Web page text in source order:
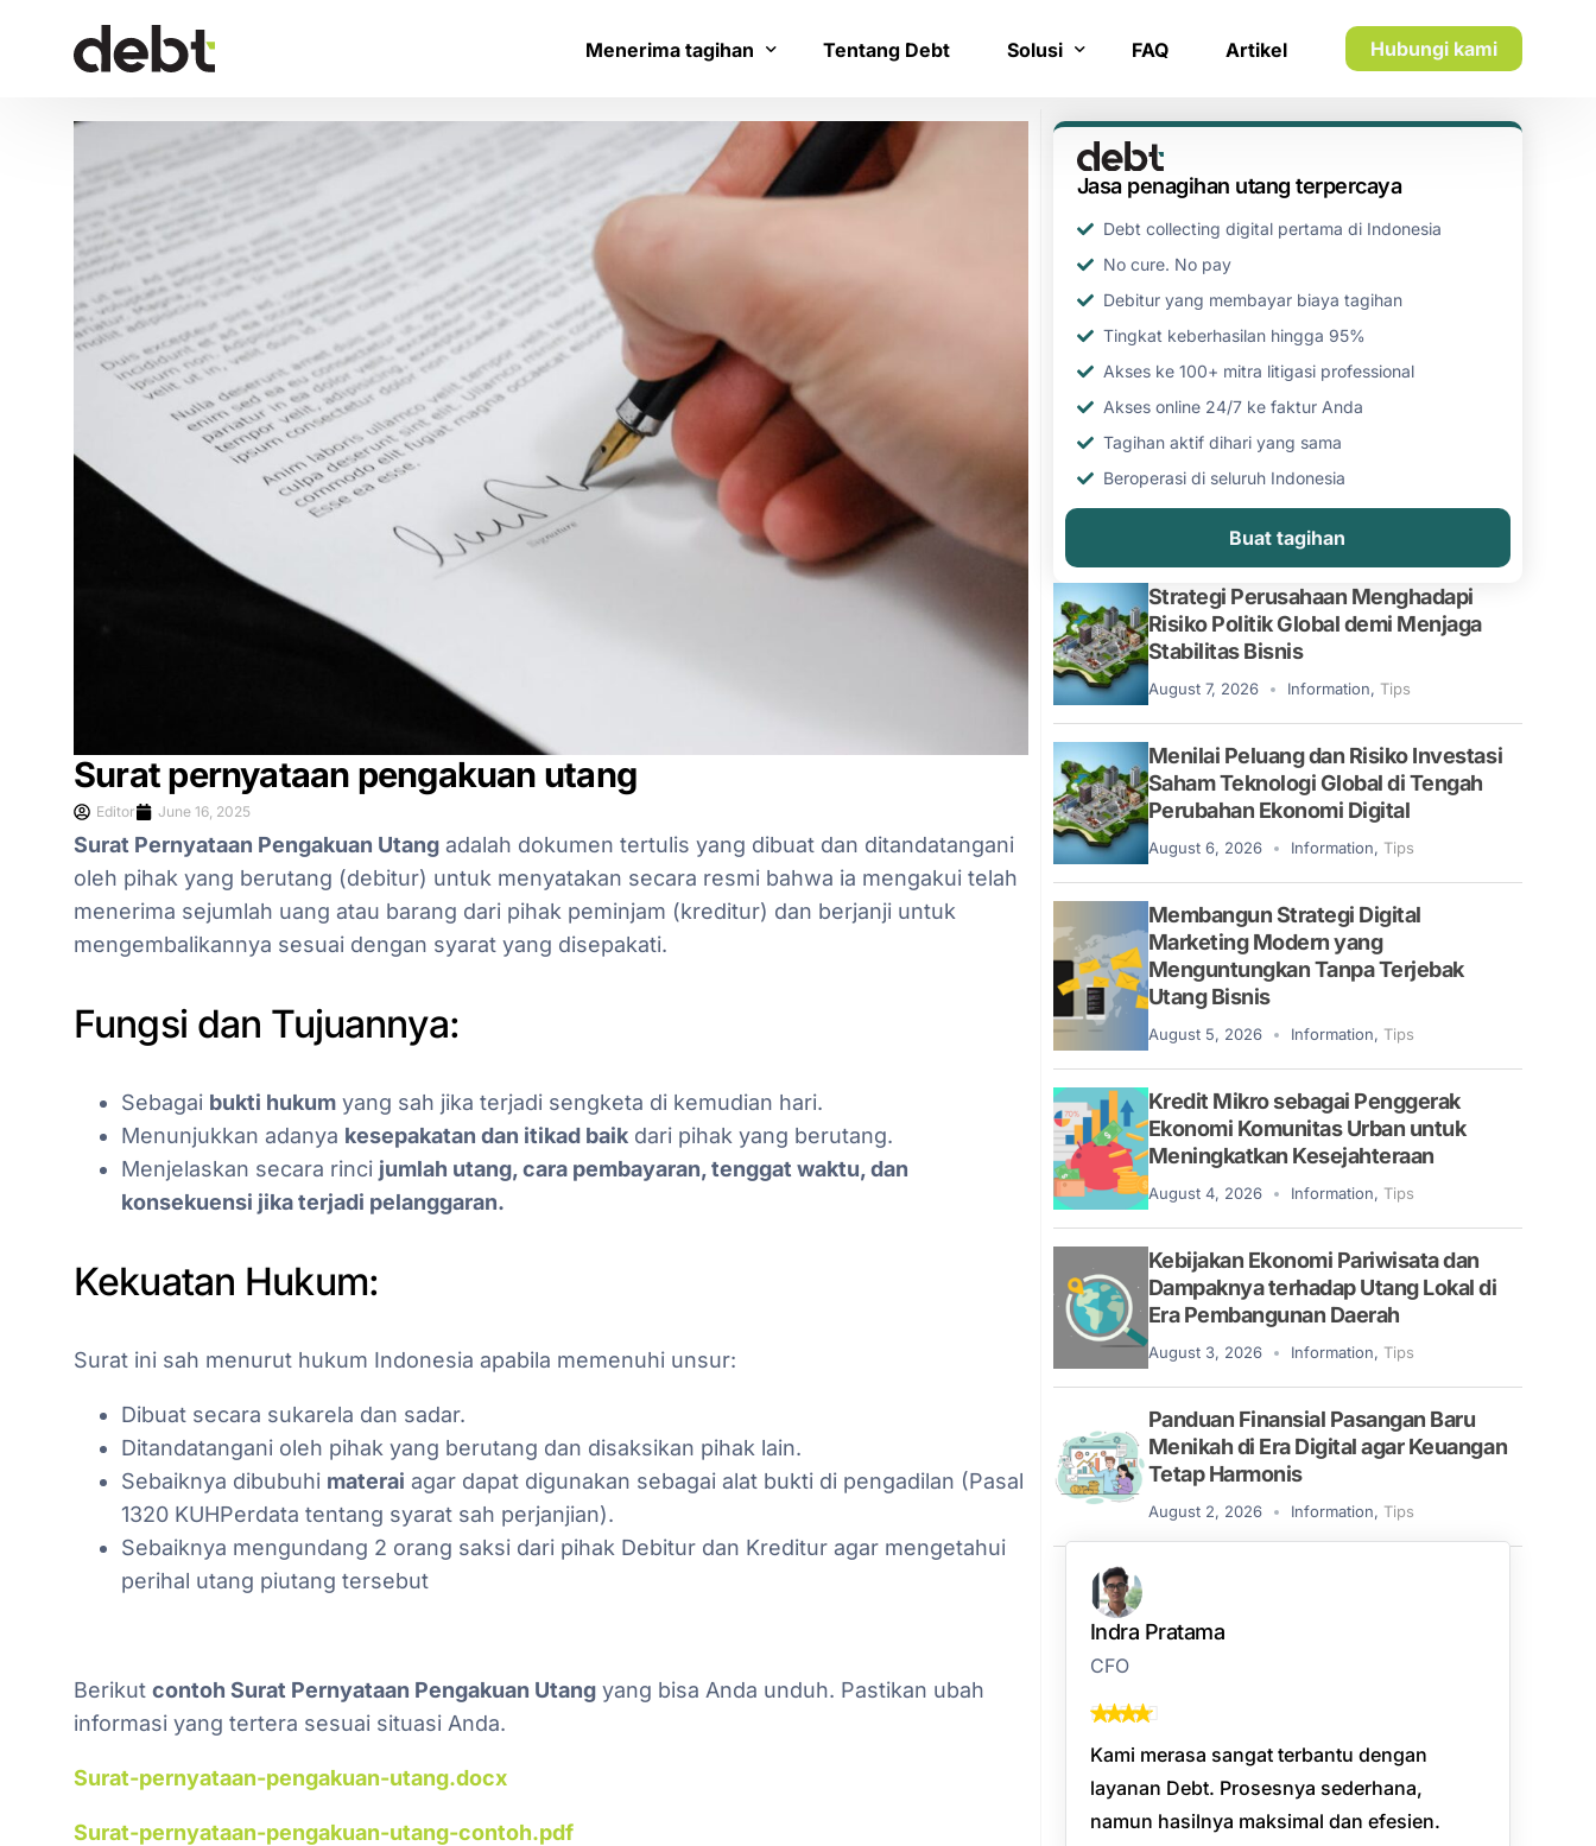
Menerima tagihan
Konfirmasi pembayaran
Tentang Debt Solusi
Layanan inkaso
FAQ Artikel Hubungi kami
Surat pernyataan pengakuan utang
Editor June 16, 2025
Surat Pernyataan Pengakuan Utang adalah dokumen tertulis yang dibuat dan ditandatangani
oleh pihak yang berutang (debitur) untuk menyatakan secara resmi bahwa ia mengakui telah
menerima sejumlah uang atau barang dari pihak peminjam (kreditur) dan berjanji untuk
mengembalikannya sesuai dengan syarat yang disepakati.
Fungsi dan Tujuannya:
Sebagai bukti hukum yang sah jika terjadi sengketa di kemudian hari.
Menunjukkan adanya kesepakatan dan itikad baik dari pihak yang berutang.
Menjelaskan secara rinci jumlah utang, cara pembayaran, tenggat waktu, dan
konsekuensi jika terjadi pelanggaran.
Kekuatan Hukum:
Surat ini sah menurut hukum Indonesia apabila memenuhi unsur:
Dibuat secara sukarela dan sadar.
Ditandatangani oleh pihak yang berutang dan disaksikan pihak lain.
Sebaiknya dibubuhi materai agar dapat digunakan sebagai alat bukti di pengadilan (Pasal
1320 KUHPerdata tentang syarat sah perjanjian).
Sebaiknya mengundang 2 orang saksi dari pihak Debitur dan Kreditur agar mengetahui
perihal utang piutang tersebut
Berikut contoh Surat Pernyataan Pengakuan Utang yang bisa Anda unduh. Pastikan ubah
informasi yang tertera sesuai situasi Anda.
Surat-pernyataan-pengakuan-utang.docx
Surat-pernyataan-pengakuan-utang-contoh.pdf
Jasa penagihan utang terpercaya
Debt collecting digital pertama di Indonesia
No cure. No pay
Debitur yang membayar biaya tagihan
Tingkat keberhasilan hingga 95%
Akses ke 100+ mitra litigasi professional
Akses online 24/7 ke faktur Anda
Tagihan aktif dihari yang sama
Beroperasi di seluruh Indonesia
Buat tagihan
Strategi Perusahaan Menghadapi
Risiko Politik Global demi Menjaga
Stabilitas Bisnis
August 7, 2026 Information, Tips
Menilai Peluang dan Risiko Investasi
Saham Teknologi Global di Tengah
Perubahan Ekonomi Digital
August 6, 2026 Information, Tips
Membangun Strategi Digital
Marketing Modern yang
Menguntungkan Tanpa Terjebak
Utang Bisnis
August 5, 2026 Information, Tips
Kredit Mikro sebagai Penggerak
Ekonomi Komunitas Urban untuk
Meningkatkan Kesejahteraan
August 4, 2026 Information, Tips
Kebijakan Ekonomi Pariwisata dan
Dampaknya terhadap Utang Lokal di
Era Pembangunan Daerah
August 3, 2026 Information, Tips
Panduan Finansial Pasangan Baru
Menikah di Era Digital agar Keuangan
Tetap Harmonis
August 2, 2026 Information, Tips
Indra Pratama
CFO
Kami merasa sangat terbantu dengan
layanan Debt. Prosesnya sederhana,
namun hasilnya maksimal dan efesien.